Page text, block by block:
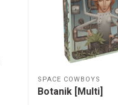
SPACE COWBOYS
Botanik [Multi]